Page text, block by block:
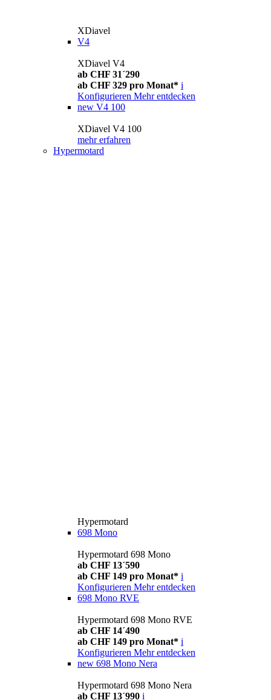
XDiavel
V4
XDiavel V4
ab CHF 31´290
ab CHF 329 pro Monat* i
Konfigurieren Mehr entdecken
new V4 100
XDiavel V4 100
mehr erfahren
Hypermotard
Hypermotard
698 Mono
Hypermotard 698 Mono
ab CHF 13´590
ab CHF 149 pro Monat* i
Konfigurieren Mehr entdecken
698 Mono RVE
Hypermotard 698 Mono RVE
ab CHF 14´490
ab CHF 149 pro Monat* i
Konfigurieren Mehr entdecken
new 698 Mono Nera
Hypermotard 698 Mono Nera
ab CHF 13´990 i